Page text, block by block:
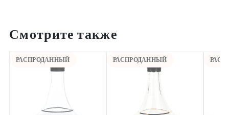
Смотрите также
РАСПРОДАННЫЙ РАСПРОДАННЫЙ